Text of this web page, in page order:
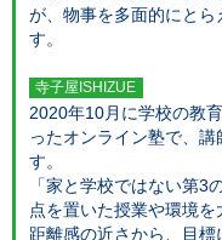
が、物事を多面的にとら
す。
寺子屋ISHIZUE
2020年10月に学校の教
ったオンライン塾で、
す。
「家と学校ではない第3
点を置いた授業や環境
距離感の近さから、目